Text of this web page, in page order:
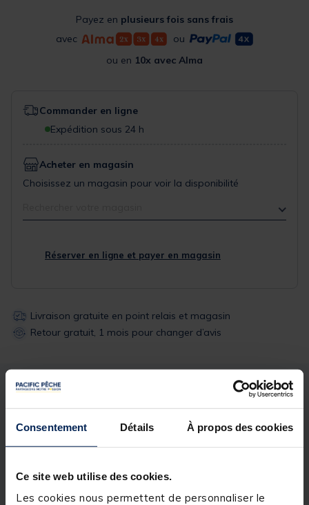
Consentement Détails À propos des cookies
Ce site web utilise des cookies.
Les cookies nous permettent de personnaliser le
Payez en plusieurs fois sans frais
avec
ou
ou en 10x avec Alma
Commander en ligne
Expédition sous 24 h
Acheter en magasin
Choisissez un magasin pour voir la disponibilité
Réserver en ligne et payer en magasin
Livraison gratuite en point relais et magasin
Retour gratuit, 1 mois pour changer d’avis
Description & détails
Détails
VS-3010